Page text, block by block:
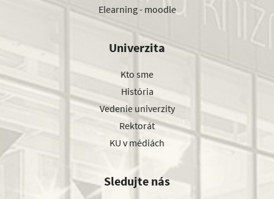
Elearning - moodle
Univerzita
Kto sme
História
Vedenie univerzity
Rektorát
KU v médiách
Sledujte nás